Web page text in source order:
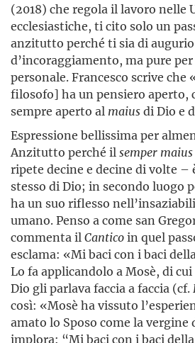
(2018) che regola il lavoro nelle
ecclesiastiche, ti cito solo un
anzitutto perché ti sia di augurio
d’incoraggiamento, ma pure
personale. Francesco scrive
filosofo] ha un pensiero aperto,
sempre aperto al maiusdi Dio e
Espressione bellissima per
Anzitutto perché il semper maius
ripete decine e decine di volte –
stesso di Dio; in secondo luogo
ha un suo riflesso
umano. Penso a come san
commenta il Canticoin quel
esclama: «Mi baci con i baci
Lo fa applicandolo a Mosè, di
Dio gli parlava faccia a faccia (cf.
così: «Mosè ha vissuto
amato lo Sposo come la vergine
implora: “Mi baci con i baci della